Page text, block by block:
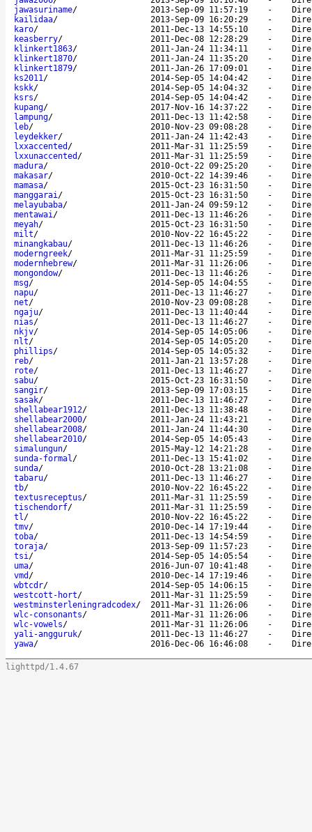
jawasuriname/ 2013-Sep-09 11:57:19 -
kailidaa/ 2013-Sep-09 16:20:29 -
karo/ 2011-Dec-13 14:55:10 -
keasberry/ 2011-Dec-08 12:28:29 -
klinkert1863/ 2011-Jan-24 11:34:11 -
klinkert1870/ 2011-Jan-24 11:35:20 -
klinkert1879/ 2011-Jan-26 17:09:01 -
ks2011/ 2014-Sep-05 14:04:42 -
kskk/ 2014-Sep-05 14:04:32 -
ksrs/ 2014-Sep-05 14:04:42 -
kupang/ 2017-Nov-16 14:37:22 -
lampung/ 2011-Dec-13 11:42:58 -
leb/ 2010-Nov-23 09:08:28 -
leydekker/ 2011-Jan-24 11:42:43 -
lxxaccented / 2011-Mar-31 11:25:59 -
lxxunaccented / 2011-Mar-31 11:25:59 -
madura/ 2010-Oct-22 09:25:20 -
makasar/ 2010-Oct-22 14:39:46 -
mamasa/ 2015-Oct-23 16:31:50 -
manggarai/ 2015-Oct-23 16:31:50 -
melayubaba/ 2011-Jan-24 09:59:12 -
mentawai/ 2011-Dec-13 11:46:26 -
meyah/ 2015-Oct-23 16:31:50 -
milt/ 2010-Nov-22 16:45:22 -
minangkabau/ 2011-Dec-13 11:46:26 -
moderngreek/ 2011-Mar-31 11:25:59 -
modernhebrew/ 2011-Mar-31 11:26:06 -
mongondow/ 2011-Dec-13 11:46:26 -
msg/ 2014-Sep-05 14:04:55 -
napu/ 2011-Dec-13 11:46:27 -
net/ 2010-Nov-23 09:08:28 -
ngaju/ 2011-Dec-13 11:40:44 -
nias/ 2011-Dec-13 11:46:27 -
nkjv/ 2014-Sep-05 14:05:06 -
nlt/ 2014-Sep-05 14:05:20 -
phillips/ 2014-Sep-05 14:05:32 -
reb/ 2011-Jan-21 13:57:28 -
rote/ 2011-Dec-13 11:46:27 -
sabu/ 2015-Oct-23 16:31:50 -
sangir/ 2013-Sep-09 17:03:15 -
sasak/ 2011-Dec-13 11:46:27 -
shellabear1912/ 2011-Dec-13 11:38:48 -
shellabear2000/ 2011-Jan-24 11:43:21 -
shellabear2008/ 2011-Jan-24 11:44:30 -
shellabear2010/ 2014-Sep-05 14:05:43 -
simalungun/ 2015-May-12 14:21:28 -
sunda-formal/ 2011-Dec-13 15:41:02 -
sunda/ 2010-Oct-28 13:21:08 -
tabaru/ 2011-Dec-13 11:46:27 -
tb/ 2010-Nov-22 16:45:22 -
textusreceptus/ 2011-Mar-31 11:25:59 -
tischendorf/ 2011-Mar-31 11:25:59 -
tl/ 2010-Nov-22 16:45:22 -
tmv/ 2010-Dec-14 17:19:44 -
toba/ 2011-Dec-13 14:54:59 -
toraja/ 2013-Sep-09 11:57:23 -
tsi/ 2014-Sep-05 14:05:54 -
uma/ 2016-Jun-07 10:41:48 -
vmd / 2010-Dec-14 17:19:46 -
wbtcdr/ 2014-Sep-05 14:06:15 -
westcott-hort/ 2011-Mar-31 11:25:59 -
westminsterleningradcodex/ 2011-Mar-31 11:26:06 -
wlc-consonants/ 2011-Mar-31 11:26:06 -
wlc-vowels/ 2011-Mar-31 11:26:06 -
yali-angguruk/ 2011-Dec-13 11:46:27 -
yawa/ 2016-Dec-06 16:46:08 -
lighttpd/1.4.67